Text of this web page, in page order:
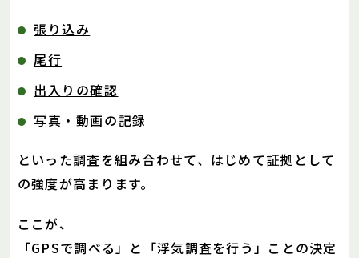
張り込み
尾行
出入りの確認
写真・動画の記録
といった調査を組み合わせて、はじめて証拠として
の強度が高まります。
ここが、
「GPSで調べる」と「浮気調査を行う」ことの決定